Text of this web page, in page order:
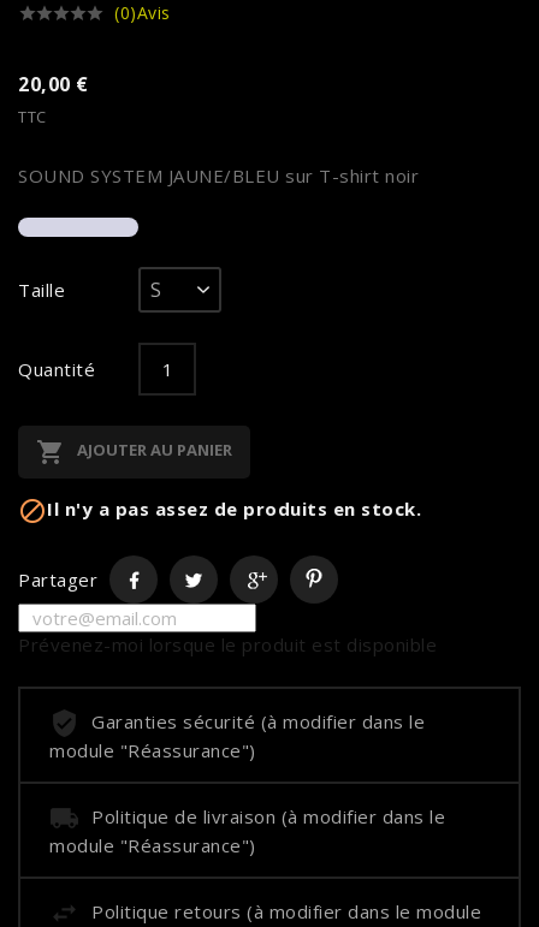
 (0)Avis
20,00 €
TTC
SOUND SYSTEM JAUNE/BLEU sur T-shirt noir
Taille
Quantité
 AJOUTER AU PANIER
Il n'y a pas assez de produits en stock.
Partager
Prévenez-moi lorsque le produit est disponible
Garanties sécurité (à modifier dans le
module "Réassurance")
Politique de livraison (à modifier dans le
module "Réassurance")
Politique retours (à modifier dans le module